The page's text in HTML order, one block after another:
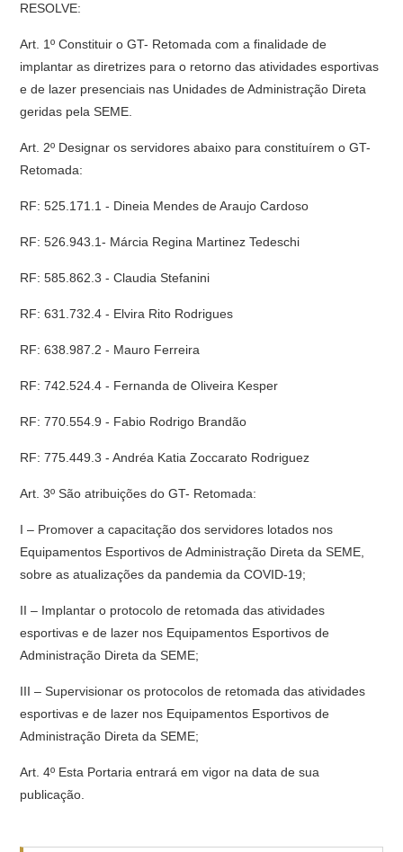
RESOLVE:
Art. 1º Constituir o GT- Retomada com a finalidade de
implantar as diretrizes para o retorno das atividades esportivas
e de lazer presenciais nas Unidades de Administração Direta
geridas pela SEME.
Art. 2º Designar os servidores abaixo para constituírem o GT-
Retomada:
RF: 525.171.1 - Dineia Mendes de Araujo Cardoso
RF: 526.943.1- Márcia Regina Martinez Tedeschi
RF: 585.862.3 - Claudia Stefanini
RF: 631.732.4 - Elvira Rito Rodrigues
RF: 638.987.2 - Mauro Ferreira
RF: 742.524.4 - Fernanda de Oliveira Kesper
RF: 770.554.9 - Fabio Rodrigo Brandão
RF: 775.449.3 - Andréa Katia Zoccarato Rodriguez
Art. 3º São atribuições do GT- Retomada:
I – Promover a capacitação dos servidores lotados nos
Equipamentos Esportivos de Administração Direta da SEME,
sobre as atualizações da pandemia da COVID-19;
II – Implantar o protocolo de retomada das atividades
esportivas e de lazer nos Equipamentos Esportivos de
Administração Direta da SEME;
III – Supervisionar os protocolos de retomada das atividades
esportivas e de lazer nos Equipamentos Esportivos de
Administração Direta da SEME;
Art. 4º Esta Portaria entrará em vigor na data de sua
publicação.